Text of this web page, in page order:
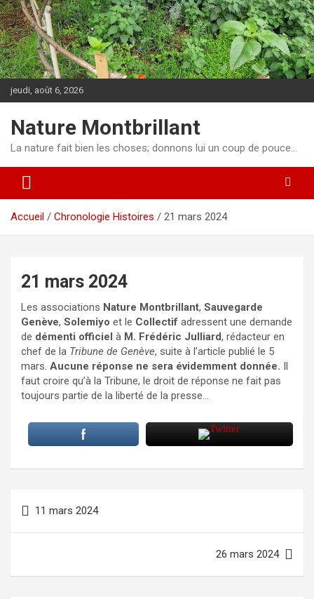
Aller
au
contenu
jeudi, août 6, 2026
Nature Montbrillant
La nature fait bien les choses; donnons lui un coup de pouce…
Accueil Chronologie Histoires 21 mars 2024
21 mars 2024
Les associations Nature Montbrillant, Sauvegarde
Genève, Solemiyo et le Collectif adressent une demande
de démenti officiel à M. Frédéric Julliard, rédacteur en
chef de la Tribune de Genève, suite à l’article publié le 5
mars. Aucune réponse ne sera évidemment donnée. Il
faut croire qu’à la Tribune, le droit de réponse ne fait pas
toujours partie de la liberté de la presse…
de
11 mars 2024
26 mars 2024